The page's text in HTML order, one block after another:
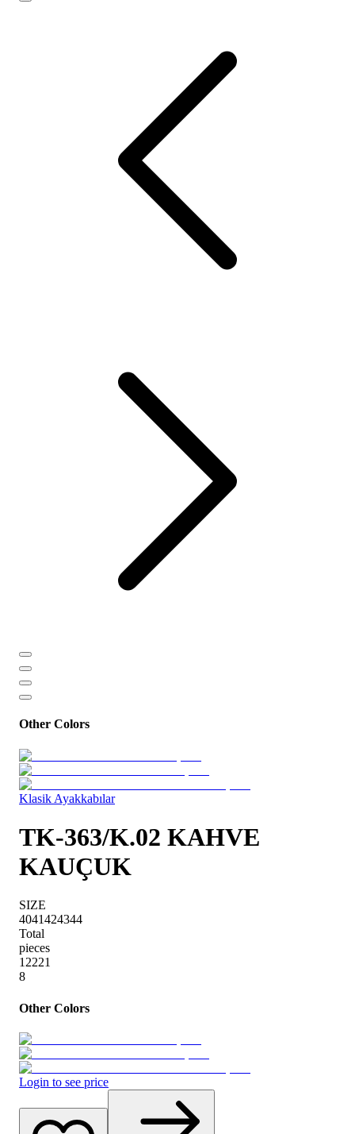
Other Colors
Klasik Ayakkabılar
TK-363/K.02 KAHVE
KAUÇUK
SIZE
4041424344
Total
pieces
12221
8
Other Colors
Login to see price